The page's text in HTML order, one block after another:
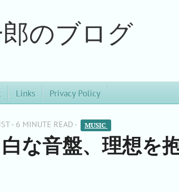
のブログ
Links Privacy Policy
- 6 MINUTE READ - MUSIC
な音盤、理想を